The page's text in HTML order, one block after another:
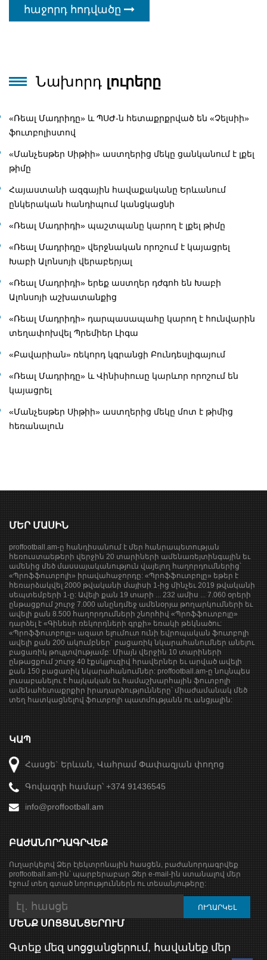
հաջորդ հոդվածը
Նախորդ լուրերը
«Ռեալ Մադրիդը» և ՊՍԺ-ն հետաքրքրված են «Չելսիի»
ֆուտբոլիստով
«Մանչեսթեր Սիթիի» աստղերից մեկը ցանկանում է լքել
թիմը
Հայաստանի ազգային հավաքականը Երևանում
ընկերական հանդիպում կանցկացնի
«Ռեալ Մադրիդի» պաշտպանը կարող է լքել թիմը
«Ռեալ Մադրիդը» վերջնական որոշում է կայացրել
Խաբի Ալոնսոյի վերաբերյալ
«Ռեալ Մադրիդի» երեք աստղեր դժգոհ են Խաբի
Ալոնսոյի աշխատանքից
«Ռեալ Մադրիդի» դարպասապահը կարող է հունվարին
տեղափոխվել Պրեմիեր Լիգա
«Բավարիան» ռեկորդ կգրանցի Բունդեսլիգայում
«Ռեալ Մադրիդը» և Վինիսիուսը կարևոր որոշում են
կայացրել
«Մանչեսթեր Սիթիի» աստղերից մեկը մոտ է թիմից
հեռանալուն
ՄԵՐ ՄԱՍԻՆ
proffootball.am-ը հանդիսանում է մեր հանրապետության
հեռուստաեթերի վերջին 20 տարիների ամենառեյտինգային եւ
ամենից մեծ մասսայականություն վայելող հաղորդումներից՝
«Պրոֆֆուտբոլի» իրավահաջորդը: «Պրոֆֆուտբոլը» եթեր է
հեռարձակվել 2000 թվականի մայիսի 1-ից մինչեւ 2019 թվականի
սեպտեմբերի 1-ը: Ավելի քան 19 տարի ... 232 ամիս ... 7.060 օրերի
ընթացքում շուրջ 7.000 անընդմեջ ամենօրյա թողարկումների եւ
ավելի քան 8.500 հաղորդումների շնորհիվ «Պրոֆֆուտբոլը»
դարձել է «Գինեսի ռեկորդների գրքի» եռակի թեկնածու:
«Պրոֆֆուտբոլը» ազատ ելումուտ ունի եվրոպական ֆուտբոլի
ավելի քան 200 ակումբներ` բացառիկ նկարահանումներ անելու
բացառիկ թույլտվությամբ: Միայն վերջին 10 տարիների
ընթացքում շուրջ 40 էքսկլյուզիվ հրավերներ եւ արված ավելի
քան 150 բացառիկ նկարահանումներ: proffootball.am-ը նույնպես
լուսաբանելու է հայկական եւ համաշխարհային ֆուտբոլի
ամենահետաքրքիր իրադարձությունները՝ միաժամանակ մեծ
տեղ հատկացնելով ֆուտբոլի պատմությանն ու անցյալին:
ԿԱՊ
Հասցե` Երևան, Վահրամ Փափազյան փողոց
Գովազդի համար՝ +374 91436545
info@proffootball.am
ԲԱԺԱՆՈՐԴԱԳՐՎԵՔ
Ուղարկելով Ձեր էլեկտրոնային հասցեն, բաժանորդագրվեք
proffootball.am-ին՝ պարբերաբար Ձեր e-mail-ին ստանալով մեր
էջում տեղ գտած նորություններն ու տեսանյութերը:
ՄԵՆՔ ՍՈՑՑԱՆՑԵՐՈՒՄ
Գտեք մեզ սոցցանցերում, հավանեք մեր